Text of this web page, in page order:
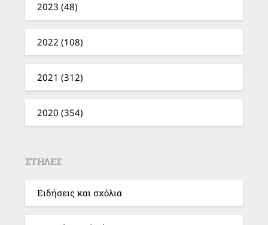
2023 (48)
2022 (108)
2021 (312)
2020 (354)
ΣΤΗΛΕΣ
Ειδήσεις και σχόλια